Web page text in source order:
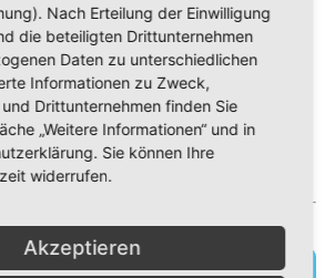
Nach Erteilung der Einwilligung
die beteiligten Drittunternehmen
Daten zu unterschiedlichen
Informationen zu Zweck,
Drittunternehmen finden Sie
„Weitere Informationen“ und in
Sie können Ihre
widerrufen.
Akzeptieren